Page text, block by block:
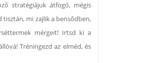
stratégiájuk átfogó, mégis
mi zajlik a bensődben,
mérgeit! Irtsd ki a
Tréningezd az elméd, és